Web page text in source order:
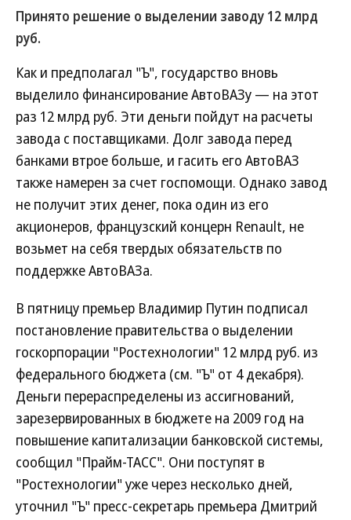
Принято решение о выделении заводу 12 млрд
руб.
Как и предполагал "Ъ", государство вновь
выделило финансирование АвтоВАЗу — на этот
раз 12 млрд руб. Эти деньги пойдут на расчеты
завода с поставщиками. Долг завода перед
банками втрое больше, и гасить его АвтоВАЗ
также намерен за счет госпомощи. Однако завод
не получит этих денег, пока один из его
акционеров, французский концерн Renault, не
возьмет на себя твердых обязательств по
поддержке АвтоВАЗа.
В пятницу премьер Владимир Путин подписал
постановление правительства о выделении
госкорпорации "Ростехнологии" 12 млрд руб. из
федерального бюджета (см. "Ъ" от 4 декабря).
Деньги перераспределены из ассигнований,
зарезервированных в бюджете на 2009 год на
повышение капитализации банковской системы,
сообщил "Прайм-ТАСС". Они поступят в
"Ростехнологии" уже через несколько дней,
уточнил "Ъ" пресс-секретарь премьера Дмитрий